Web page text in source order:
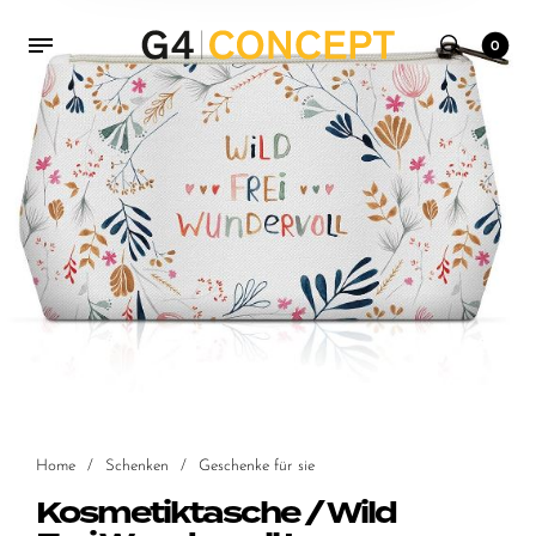
0
Home / Schenken / Geschenke für sie
Kosmetiktasche / Wild